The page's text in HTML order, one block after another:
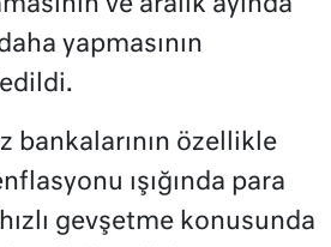
ve aralık ayında
yapmasının
bankalarının özellikle
ışığında para
gevşetme konusunda